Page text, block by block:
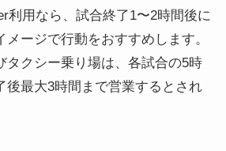
利用なら、試合終了1〜2時間後に
ージで行動をおすすめします。
タクシー乗り場は、各試合の5時
後最大3時間まで営業するとされ